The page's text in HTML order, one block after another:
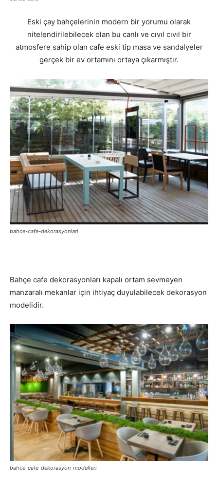
Eski çay bahçelerinin modern bir yorumu olarak
nitelendirilebilecek olan bu canlı ve cıvıl cıvıl bir
atmosfere sahip olan cafe eski tip masa ve sandalyeler
gerçek bir ev ortamını ortaya çıkarmıştır.
bahce-cafe-dekorasyonlari
Bahçe cafe dekorasyonları kapalı ortam sevmeyen
manzaralı mekanlar için ihtiyaç duyulabilecek dekorasyon
modelidir.
bahce-cafe-dekorasyon-modelleri